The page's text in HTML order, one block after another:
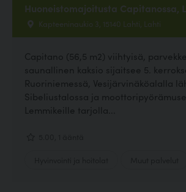
Huoneistomajoitusta Capitanossa,
Kapteeninaukio 3, 15140 Lahti, Lahti
Capitano (56,5 m2) viihtyisä,
saunallinen kaksio sijaitsee 5.
Ruoriniemessä, Vesijärvinäköalalla
Sibeliustalossa ja
Lemmikeille tarjolla...